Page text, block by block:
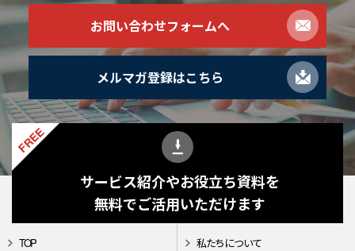
お問い合わせフォームへ
メルマガ登録はこちら
FREE
サービス紹介やお役立ち資料を
無料でご活用いただけます
TOP 私たちについて